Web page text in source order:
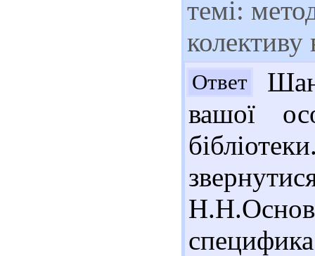
темі:
колективу
Ответ
вашої